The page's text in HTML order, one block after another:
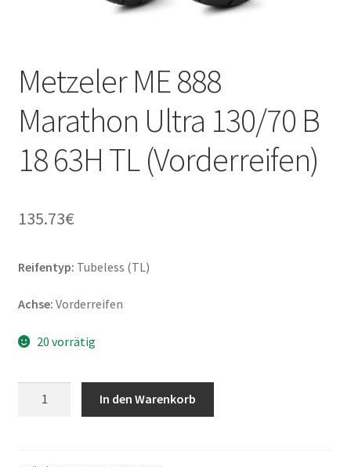
Metzeler ME 888
Marathon Ultra 130/70 B
18 63H TL (Vorderreifen)
135.73€
Reifentyp: Tubeless (TL)
Achse: Vorderreifen
20 vorrätig
In den Warenkorb